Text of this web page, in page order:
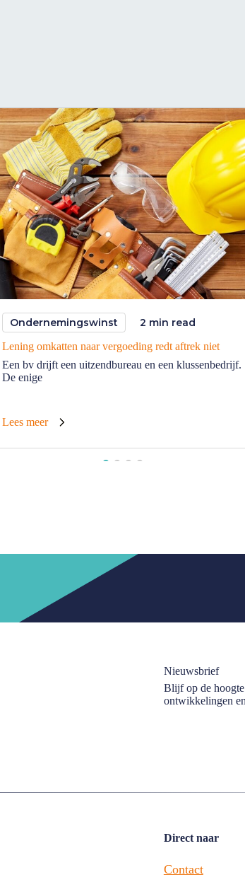
Ondernemingswinst 2 min read
Lening omkatten naar vergoeding redt aftrek niet
Een bv drijft een uitzendbureau en een klussenbedrijf.
De enige
Lees meer
Nieuwsbrief
Blijf op de
ontwikkelingen
Direct naar
Contact